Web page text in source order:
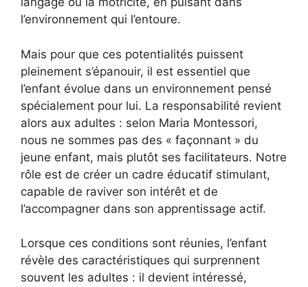
l’environnement qui l’entoure.
Mais pour que ces potentialités puissent
pleinement s’épanouir, il est essentiel que
l’enfant évolue dans un environnement pensé
spécialement pour lui. La responsabilité revient
alors aux adultes : selon Maria Montessori,
nous ne sommes pas des « façonnant » du
jeune enfant, mais plutôt ses facilitateurs. Notre
rôle est de créer un cadre éducatif stimulant,
capable de raviver son intérêt et de
l’accompagner dans son apprentissage actif.
Lorsque ces conditions sont réunies, l’enfant
révèle des caractéristiques qui surprennent
souvent les adultes : il devient intéressé,